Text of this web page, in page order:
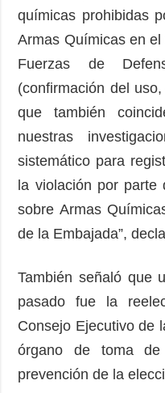
químicas prohibidas
Armas Químicas en
Fuerzas de
(confirmación del
que también
nuestras
sistemático para
la violación por parte
sobre Armas
de la Embajada”,
También señaló que
pasado fue la
Consejo Ejecutivo de
órgano de toma
prevención de la